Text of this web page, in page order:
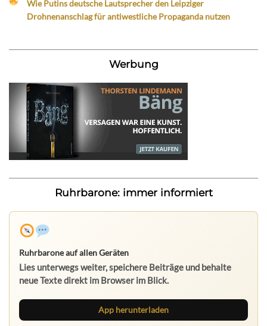
Wie Putins deutsche Lautsprecher den Leipziger
Drohnenanschlag für antiwestliche Propaganda nutzen
Werbung
Ruhrbarone: immer informiert
Ruhrbarone auf allen Geräten
Lies unterwegs weiter, speichere Beiträge und behalte
neue Texte direkt im Browser im Blick.
App herunterladen